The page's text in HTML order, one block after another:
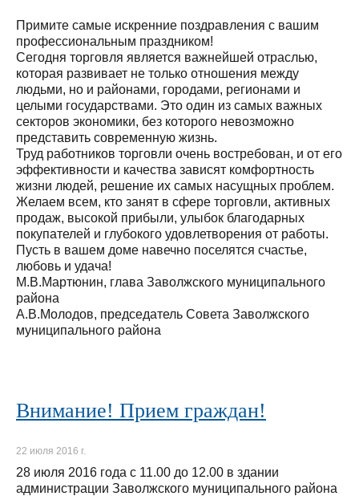
Примите самые искренние поздравления с вашим
профессиональным праздником!
Сегодня торговля является важнейшей отраслью,
которая развивает не только отношения между
людьми, но и районами, городами, регионами и
целыми государствами. Это один из самых важных
секторов экономики, без которого невозможно
представить современную жизнь.
Труд работников торговли очень востребован, и от его
эффективности и качества зависят комфортность
жизни людей, решение их самых насущных проблем.
Желаем всем, кто занят в сфере торговли, активных
продаж, высокой прибыли, улыбок благодарных
покупателей и глубокого удовлетворения от работы.
Пусть в вашем доме навечно поселятся счастье,
любовь и удача!
М.В.Мартюнин, глава Заволжского муниципального
района
А.В.Молодов, председатель Совета Заволжского
муниципального района
Внимание! Прием граждан!
22 июля 2016 г.
28 июля 2016 года с 11.00 до 12.00 в здании
администрации Заволжского муниципального района